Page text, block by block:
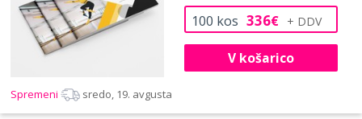
100 kos 336€
V košarico
Spremeni sredo, 19. avgusta